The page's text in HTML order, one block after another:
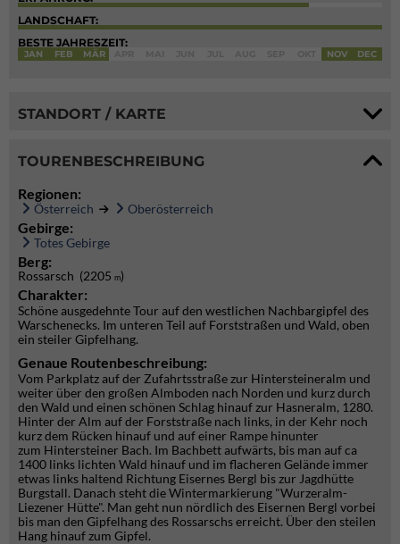
LANDSCHAFT:
BESTE JAHRESZEIT:
JAN FEB MÄR NOV DEC
STANDORT / KARTE
TOURENBESCHREIBUNG
Regionen:
Österreich Oberösterreich
Gebirge:
Totes Gebirge
Berg:
Rossarsch (2205 m)
Charakter:
Schöne ausgedehnte Tour auf den westlichen Nachbargipfel des
Warschenecks. Im unteren Teil auf Forststraßen und Wald, oben
ein steiler Gipfelhang.
Genaue Routenbeschreibung:
Vom Parkplatz auf der Zufahrtsstraße zur Hintersteineralm und
weiter über den großen Almboden nach Norden und kurz durch
den Wald und einen schönen Schlag hinauf zur Hasneralm, 1280.
Hinter der Alm auf der Forststraße nach links, in der Kehr noch
kurz dem Rücken hinauf und auf einer Rampe hinunter
zum Hintersteiner Bach. Im Bachbett aufwärts, bis man auf ca
1400 links lichten Wald hinauf und im flacheren Gelände immer
etwas links haltend Richtung Eisernes Bergl bis zur Jagdhütte
Burgstall. Danach steht die Wintermarkierung "Wurzeralm-
Liezener Hütte". Man geht nun nördlich des Eisernen Bergl vorbei
bis man den Gipfelhang des Rossarschs erreicht. Über den steilen
Hang hinauf zum Gipfel.